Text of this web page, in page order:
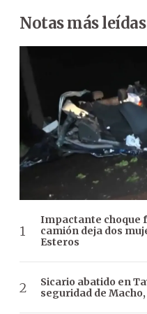
Notas más leídas
Impactante choque
camión deja dos
Esteros
Sicario abatido en
seguridad de